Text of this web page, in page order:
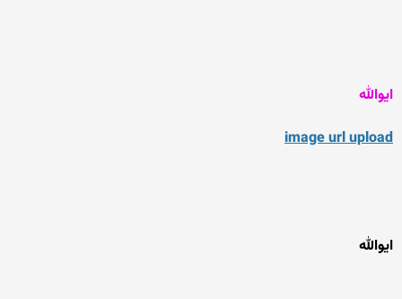
ایوالله
image url upload
ایوالله